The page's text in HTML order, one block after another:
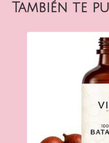
También te